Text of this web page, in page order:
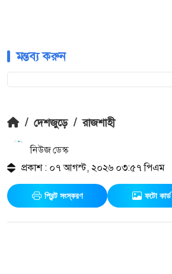
মন্তব্য করুন
/ দেশজুড়ে / রাজশাহী
নিউজ ডেস্ক
প্রকাশ : ০৭ আগস্ট, ২০২৬ ০৩:৫৭ পিএম
প্রিন্ট সংস্করণ ফটো কার্ড